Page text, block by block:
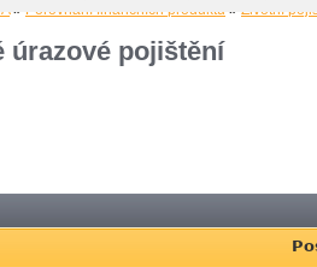
» Porovnání finančních produktů » Životní
úrazové pojištění